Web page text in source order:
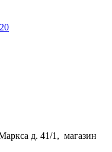
д. 41/1, магазин